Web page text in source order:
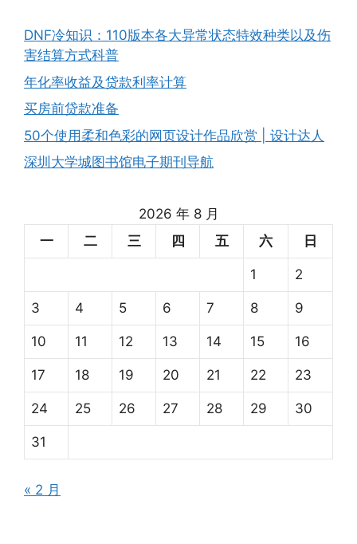
DNF冷知识：110版本各大异常状态特效种类以及伤
害结算方式科普
年化率收益及贷款利率计算
买房前贷款准备
50个使用柔和色彩的网页设计作品欣赏 | 设计达人
深圳大学城图书馆电子期刊导航
2026 年 8 月
一
二 三 四 五 六 日
1 2
3 4 5 6 7 8 9
10 11 12 13 14 15 16
17 18 19 20 21 22 23
24 25 26 27 28 29 30
31
« 2 月